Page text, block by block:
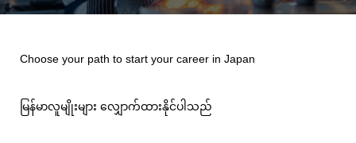
Choose your path to start your career in Japan
မြန်မာလူမျိုးများ လျှောက်ထားနိုင်ပါသည်